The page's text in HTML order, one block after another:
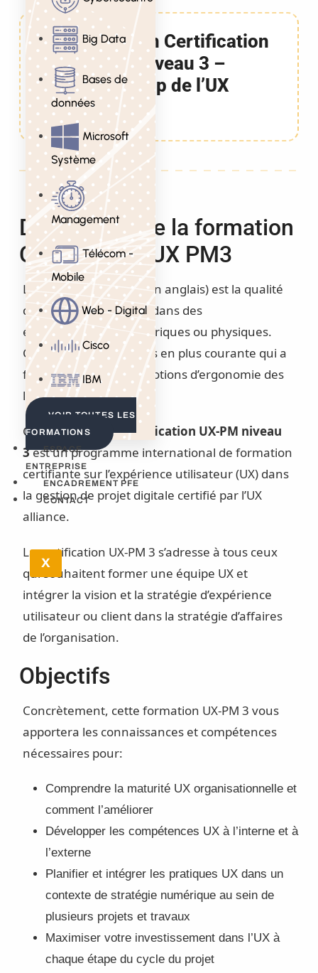
Big Data
Bases de
données
Microsoft
Système
Management
Télécom -
Mobile
Web - Digital
Cisco
IBM
VOIR TOUTES LES
FORMATIONS
ESPACE
ENTREPRISE
ENCADREMENT PFE
CONTACT
X
Formation Certification
UX-PM Niveau 3 –
Leadership de l’UX
2 Jours
Description de la formation
Certification UX PM3
L’UX (Experience User en anglais) est la qualité
du vécu de l’utilisateur dans des
environnements numériques ou physiques.
C’est une notion de plus en plus courante qui a
fini par remplacer les notions d’ergonomie des
logiciels et d’utilisabilité.
Cetteformation Certification UX-PM niveau
3est un programme international de formation
certifiante sur l’expérience utilisateur (UX) dans
la gestion de projet digitale certifié par l’UX
alliance.
La certification UX-PM 3 s’adresse à tous ceux
qui souhaitent former une équipe UX et
intégrer la vision et la stratégie d’expérience
utilisateur ou client dans la stratégie d’affaires
de l’organisation.
Objectifs
Concrètement, cette formation UX-PM 3 vous
apportera les connaissances et compétences
nécessaires pour:
Comprendre la maturité UX organisationnelle et
comment l’améliorer
Développer les compétences UX à l’interne et à
l’externe
Planifier et intégrer les pratiques UX dans un
contexte de stratégie numérique au sein de
plusieurs projets et travaux
Maximiser votre investissement dans l’UX à
chaque étape du cycle du projet